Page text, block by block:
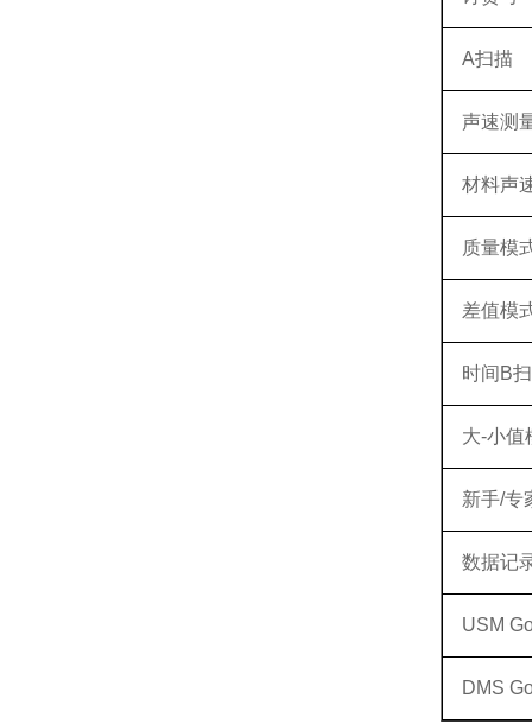
A扫描
声速测
材料声
质量模
差值模
时间B
大-小值
新手/专
数据记
USM
DMS